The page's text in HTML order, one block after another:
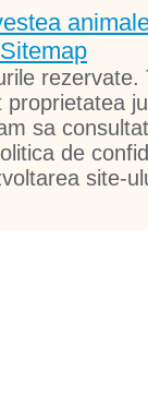
Sitemap
sa
de
site-